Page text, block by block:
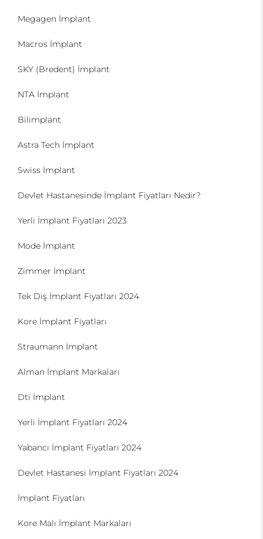
Megagen İmplant
Macros İmplant
SKY (Bredent) İmplant
NTA İmplant
Bilimplant
Astra Tech İmplant
Swiss İmplant
Devlet Hastanesinde İmplant Fiyatları Nedir?
Yerli İmplant Fiyatları 2023
Mode İmplant
Zimmer İmplant
Tek Diş İmplant Fiyatları 2024
Kore İmplant Fiyatları
Straumann İmplant
Alman İmplant Markaları
Dti İmplant
Yerli İmplant Fiyatları 2024
Yabancı İmplant Fiyatları 2024
Devlet Hastanesi İmplant Fiyatları 2024
İmplant Fiyatları
Kore Malı İmplant Markaları